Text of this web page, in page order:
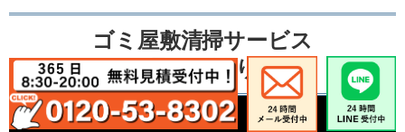
ゴミ屋敷清掃サービス
不用品の買取り事例